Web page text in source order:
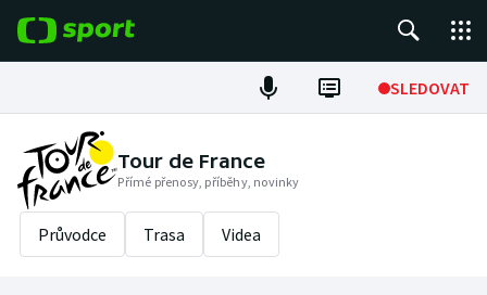
SLEDOVAT
Fotbal
Hokej
Tenis
Tour de France
Přímé přenosy, příběhy, novinky
Průvodce Trasa Videa